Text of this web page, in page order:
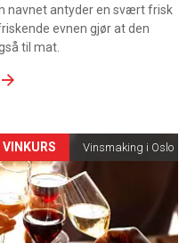
navnet antyder en svært frisk
evnen gjør at den
til mat.
VINKURS Vinsmaking i Oslo